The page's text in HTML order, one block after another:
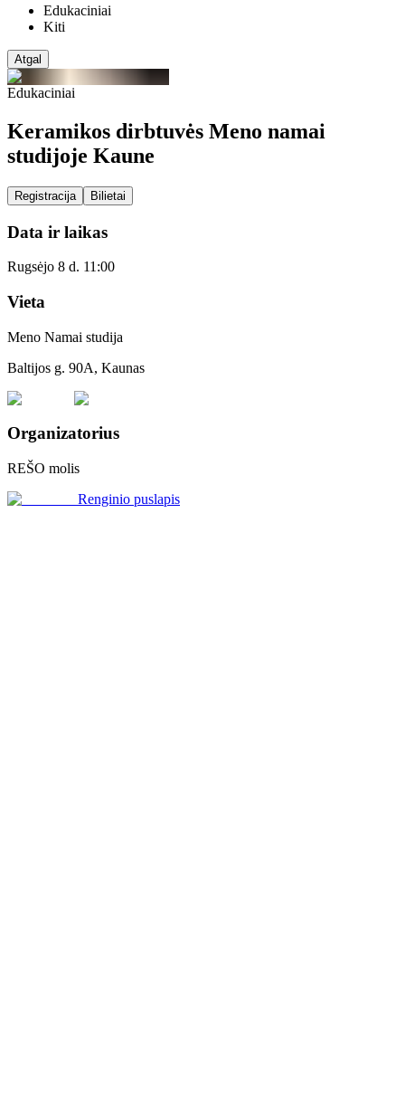
Edukaciniai
Kiti
Atgal
Edukaciniai
Keramikos dirbtuvės Meno namai
studijoje Kaune
Registracija Bilietai
Data ir laikas
Rugsėjo 8 d. 11:00
Vieta
Meno Namai studija
Baltijos g. 90A, Kaunas
Organizatorius
REŠO molis
Renginio puslapis